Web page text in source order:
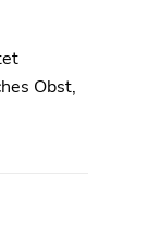
Obst,